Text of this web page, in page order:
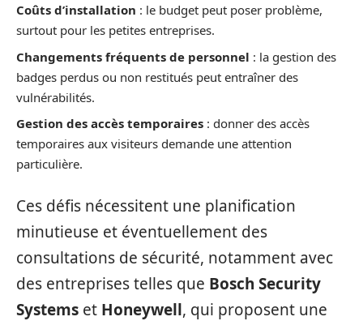
Coûts d’installation : le budget peut poser problème,
surtout pour les petites entreprises.
Changements fréquents de personnel : la gestion des
badges perdus ou non restitués peut entraîner des
vulnérabilités.
Gestion des accès temporaires : donner des accès
temporaires aux visiteurs demande une attention
particulière.
Ces défis nécessitent une planification
minutieuse et éventuellement des
consultations de sécurité, notamment avec
des entreprises telles que Bosch Security
Systems et Honeywell, qui proposent une